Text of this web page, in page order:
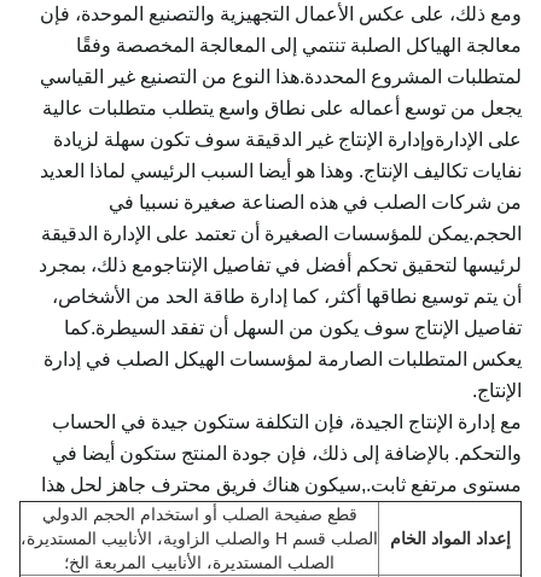
ومع ذلك، على عكس الأعمال التجهيزية والتصنيع الموحدة، فإن
معالجة الهياكل الصلبة تنتمي إلى المعالجة المخصصة وفقًا
لمتطلبات المشروع المحددة.هذا النوع من التصنيع غير القياسي
يجعل من توسع أعماله على نطاق واسع يتطلب متطلبات عالية
على الإدارةوإدارة الإنتاج غير الدقيقة سوف تكون سهلة لزيادة
نفايات تكاليف الإنتاج. وهذا هو أيضا السبب الرئيسي لماذا العديد
من شركات الصلب في هذه الصناعة صغيرة نسبيا في
الحجم.يمكن للمؤسسات الصغيرة أن تعتمد على الإدارة الدقيقة
لرئيسها لتحقيق تحكم أفضل في تفاصيل الإنتاجومع ذلك، بمجرد
أن يتم توسيع نطاقها أكثر، كما إدارة طاقة الحد من الأشخاص،
تفاصيل الإنتاج سوف يكون من السهل أن تفقد السيطرة.كما
يعكس المتطلبات الصارمة لمؤسسات الهيكل الصلب في إدارة
الإنتاج.
مع إدارة الإنتاج الجيدة، فإن التكلفة ستكون جيدة في الحساب
والتحكم. بالإضافة إلى ذلك، فإن جودة المنتج ستكون أيضا في
مستوى مرتفع ثابت.,سيكون هناك فريق محترف جاهز لحل هذا
إعداد المواد الخام
قطع صفيحة الصلب أو استخدام الحجم الدولي
الصلب قسم H والصلب الزاوية، الأنابيب المستديرة،
الصلب المستديرة، الأنابيب المربعة الخ؛